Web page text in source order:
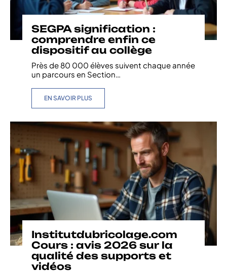
SEGPA signification :
comprendre enfin ce
dispositif au collège
Près de 80 000 élèves suivent chaque année
un parcours en Section…
EN SAVOIR PLUS
Institutdubricolage.com
Cours : avis 2026 sur la
qualité des supports et
vidéos